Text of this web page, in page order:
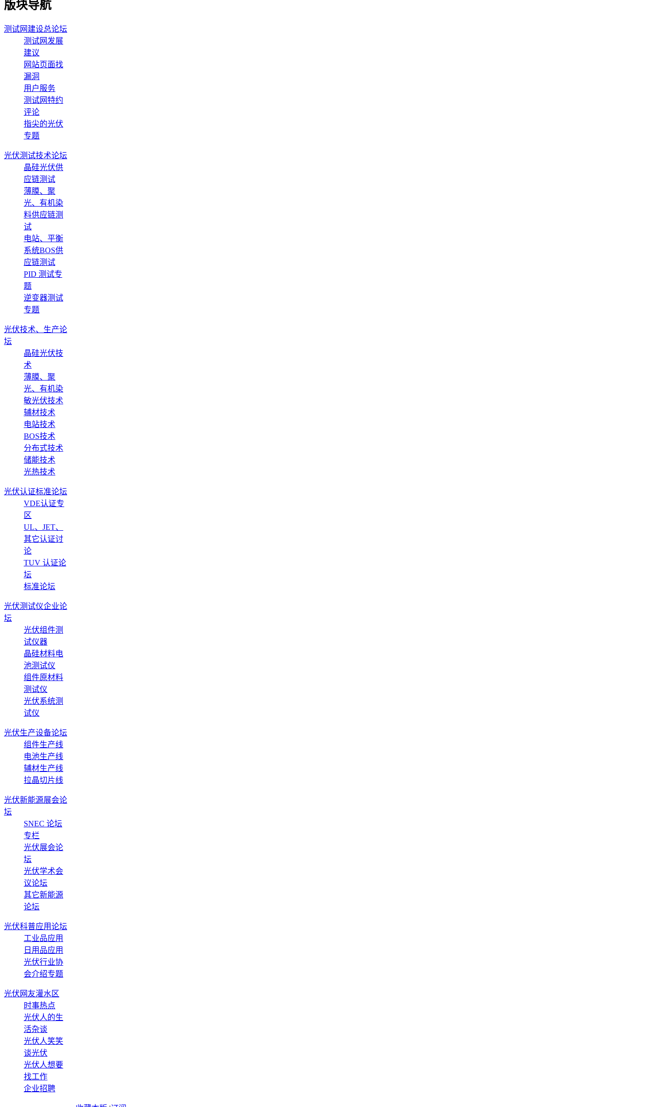
版块导航
测试网建设总论坛
测试网发展
建议
网站页面找
漏洞
用户服务
测试网特约
评论
指尖的光伏
专题
光伏测试技术论坛
晶硅光伏供
应链测试
薄膜、聚
光、有机染
料供应链测
试
电站、平衡
系统BOS供
应链测试
PID 测试专
题
逆变器测试
专题
光伏技术、生产论
坛
晶硅光伏技
术
薄膜、聚
光、有机染
敏光伏技术
辅材技术
电站技术
BOS技术
分布式技术
储能技术
光热技术
光伏认证标准论坛
VDE认证专
区
UL、JET、
其它认证讨
论
TUV 认证论
坛
标准论坛
光伏测试仪企业论
坛
光伏组件测
试仪器
晶硅材料电
池测试仪
组件原材料
测试仪
光伏系统测
试仪
光伏生产设备论坛
组件生产线
电池生产线
辅材生产线
拉晶切片线
光伏新能源展会论
坛
SNEC 论坛
专栏
光伏展会论
坛
光伏学术会
议论坛
其它新能源
论坛
光伏科普应用论坛
工业品应用
日用品应用
光伏行业协
会介绍专题
光伏网友灌水区
时事热点
光伏人的生
活杂谈
光伏人笑笑
谈光伏
光伏人想要
找工作
企业招聘